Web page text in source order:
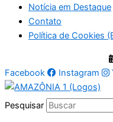
Notícia em Destaque
Contato
Política de Cookies
Facebook
Instagram
Pesquisar